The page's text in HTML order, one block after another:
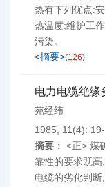
热有下列优点:
热温度;维护工
污染。
<摘要>(126)
电力电缆绝缘
苑经纬
1985, 11(4): 19-
摘要： <正> 煤
靠性的要求既
电缆的劣化判